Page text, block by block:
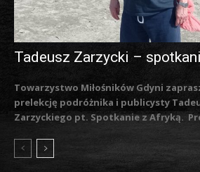
Tadeusz Zarzycki –
Towarzystwo Miłośników Gdyni
prelekcję podróżnika i publicysty